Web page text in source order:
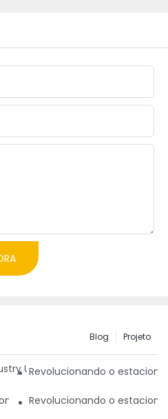
Projeto
Blog
Update for Third Quarter of
Revolucionando o
com um sistema
Revolucionando o